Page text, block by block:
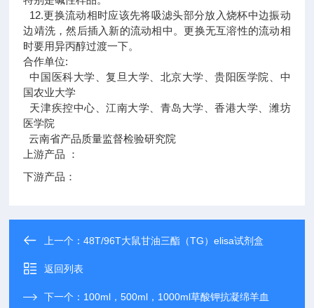
12.更换流动相时应该先将吸滤头部分放入烧杯中边振动
边靖洗，然后插入新的流动相中。更换无互溶性的流动相
时要用异丙醇过渡一下。
合作单位:
中国医科大学、复旦大学、北京大学、贵阳医学院、中
国农业大学
天津疾控中心、江南大学、青岛大学、香港大学、潍坊
医学院
云南省产品质量监督检验研究院
上游产品 ：
下游产品：
上一个：48T/96T大鼠甘油三酯（TG）elisa试剂盒
返回列表
下一个： 100ml，500ml，1000ml草酸钾抗凝绵羊血